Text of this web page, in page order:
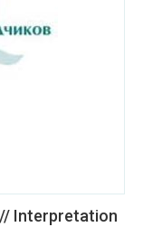
Interpretation